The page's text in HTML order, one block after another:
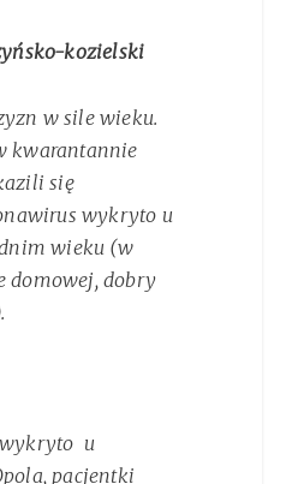
kozielski
w sile wieku.
kwarantannie
się
wykryto u
wieku (w
domowej, dobry
u
pacjentki